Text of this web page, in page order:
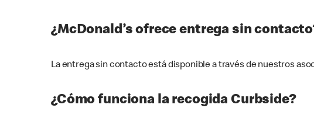
¿McDonald’s ofrece entrega sin
La entrega sin contacto está disponible a través de nuestros
¿Cómo funciona la recogida Curbside?